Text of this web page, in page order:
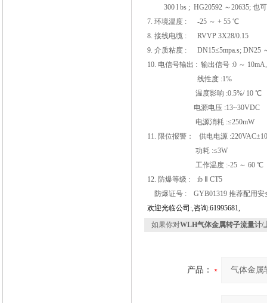
300 l bs ; HG20592 ～20635; 也
7. 环境温度 : -25 ～ + 55 ℃
8. 接线电缆 : RVVP 3X28/0.15
9. 介质粘度 : DN15≤5mpa.s; DN25
10. 电信号输出 : 输出信号 :0 ～
线性度 :1%
温度影响 :0.5%/ 10 ℃
电源电压 :13~30VDC
电源消耗 :≤250mW
11. 限位报警： 供电电源
功耗 :≤3W
工作温度 :-25 ～ 60 ℃
12. 防爆等级 : ib Ⅱ CT5
防爆证号 : GYB01319 推荐配用安
欢迎光临公司:,咨询:61995681,
如果你对WLH气体金属转子流量计/
产品：